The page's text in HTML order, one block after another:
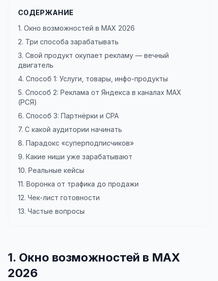
СОДЕРЖАНИЕ
1. Окно возможностей в MAX 2026
2. Три способа зарабатывать
3. Свой продукт окупает рекламу — вечный
двигатель
4. Способ 1: Услуги, товары, инфо-продукты
5. Способ 2: Реклама от Яндекса в каналах MAX
(РСЯ)
6. Способ 3: Партнёрки и CPA
7. С какой аудитории начинать
8. Парадокс «суперподписчиков»
9. Какие ниши уже зарабатывают
10. Реальные кейсы
11. Воронка от трафика до продажи
12. Чек-лист готовности
13. Частые вопросы
1. Окно возможностей в MAX
2026